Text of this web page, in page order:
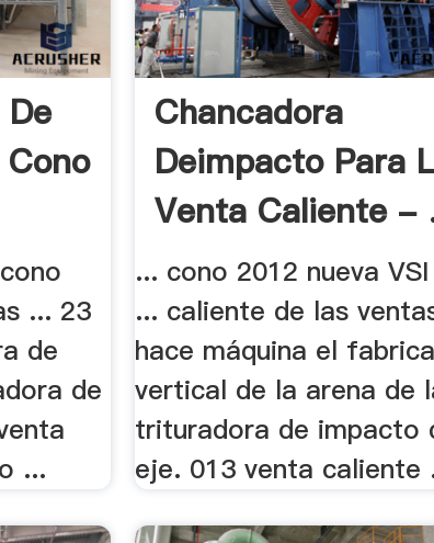
... 23
de
de
...
Chancadora
Deimpacto Para
Venta Caliente -
... cono 2012 nueva
... caliente de las
hace máquina el
vertical de la arena de
trituradora de impacto
eje. 013 venta caliente